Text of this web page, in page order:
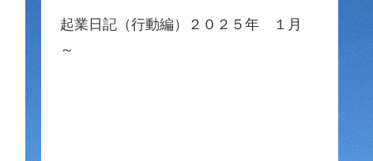
起業日記（行動編）２０２５年 １月
～